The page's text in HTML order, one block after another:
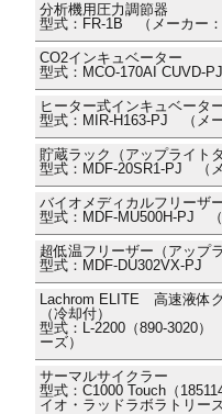
分析機用圧力調節器
型式：FR-1B （メーカー：
CO2インキュベーター
型式：MCO-170AI CUVD-
ヒーター式インキュベー
型式：MIR-H163-PJ （メー
貯蔵ラック（アップライト
型式：MDF-20SR1-PJ （メ
バイオメディカルフリーザ
型式：MDF-MU500H-PJ （
超低温フリーザー（アップ
型式：MDF-DU302VX-PJ
Lachrom ELITE 高速液体
（冷却付）
型式：L-2200（890-3020
ーズ）
サーマルサイクラー
型式：C1000 Touch（
イオ・ラッドラボラトリーズ